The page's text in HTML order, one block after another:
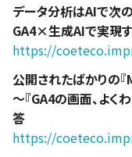
データ分析はAIで次
GA4×生成AIで実現
https://
公開されたばかりの
～『GA4の画面、よく
答
https://